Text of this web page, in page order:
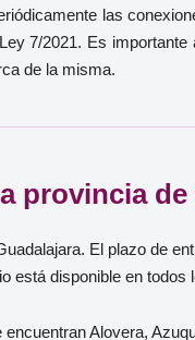
las
7/2021. Es
de la misma.
provincia de
El plazo de
está disponible en todos
Alovera,